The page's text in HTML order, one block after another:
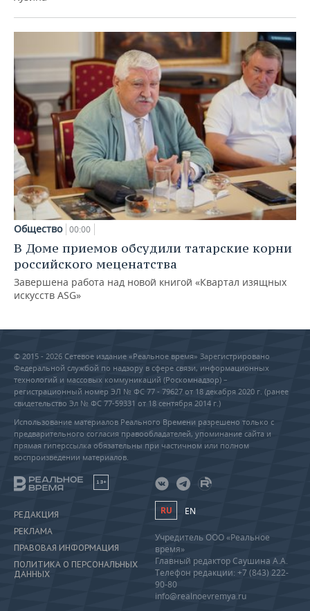
Общество 00:00
В Доме приемов обсудили татарские корни
российского меценатства
Завершена работа над новой книгой «Квартал изящных
искусств ASG»
© 2015 - 2026 Сетевое издание «Реальное время» Зарегистрировано
Федеральной службой по надзору в сфере связи, информационных
технологий и массовых коммуникаций (Роскомнадзор) –
регистрационный номер ЭЛ № ФС 77 - 79627 от 18 декабря 2020 г. (ранее
свидетельство Эл № ФС 77-59331 от 18 сентября 2014 г.)
Использование материалов Реального Времени разрешено только с
предварительного согласия правообладателей, упоминание сайта и
прямая гиперссылка обязательны при частичном или полном
воспроизведении материалов.
18+
РЕДАКЦИЯ
РЕКЛАМА
ПРАВОВАЯ ИНФОРМАЦИЯ
ПОЛИТИКА О ПЕРСОНАЛЬНЫХ
ДАННЫХ
RU EN
Учредитель ООО «Реальное
время»
Главный редактор Саушина А.А.
Телефон редакции: +7 (843) 222-
90-80
info@realnoevremya.ru